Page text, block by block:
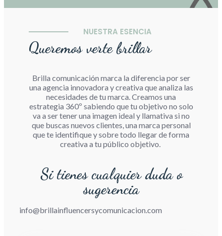
NUESTRA ESENCIA
Queremos verte brillar
Brilla comunicación marca la diferencia por ser
una agencia innovadora y creativa que analiza las
necesidades de tu marca. Creamos una
estrategia 360º sabiendo que tu objetivo no solo
va a ser tener una imagen ideal y llamativa si no
que buscas nuevos clientes, una marca personal
que te identifique y sobre todo llegar de forma
creativa a tu público objetivo.
Si tienes cualquier duda o
sugerencia
info@brillainfluencersycomunicacion.com